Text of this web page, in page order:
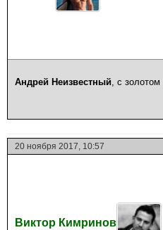
Андрей Неизвестный, с золотом
20 ноября 2017, 10:57
Виктор Кимринов